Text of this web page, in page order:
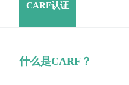
CARF认证
什么是CARF？